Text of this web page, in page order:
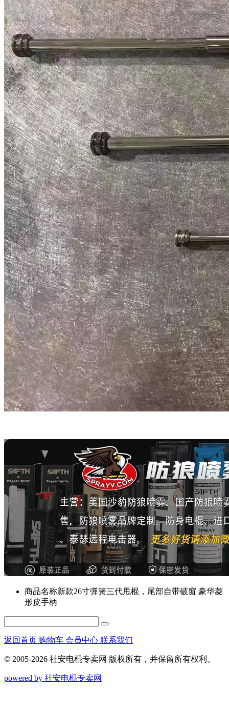
商品名称新款26寸弹簧三代甩棍，尾部自带破窗 豪华菱
形皮手柄
返回首页 购物车 会员中心 联系我们
© 2005-2026 社安电棍专卖网 版权所有，并保留所有权利。
powered by 社安电棍专卖网